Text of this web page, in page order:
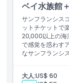
サンフラン
カリフォル
ザ・フライ
USSパンパ
サンフラン
エスケープ
1日乗り降
ベイ水族館
サンフランシス
ットチケットで
20,000以上の海
で感覚を惑わす
なサンフランシ
大人:US$ 60